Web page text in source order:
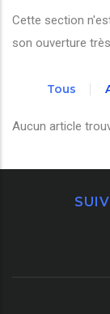
Cette section
son ouverture
Tous
Aucun article